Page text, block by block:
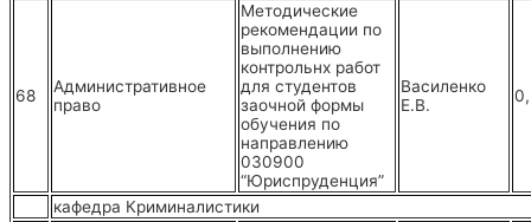
68
Административное
право
Методические
рекомендации по
выполнению
контрольнх работ
для студентов
заочной формы
обучения по
направлению
030900
“Юриспруденция”
Василенко
Е.В.
кафедра Криминалистики